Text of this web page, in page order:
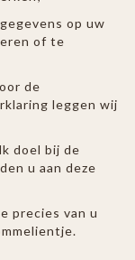
op uw
of te
de
leggen wij
doel bij de
u aan deze
precies van u